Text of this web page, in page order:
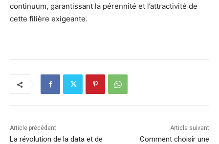
continuum, garantissant la pérennité et l’attractivité de
cette filière exigeante.
Article précédent
La révolution de la data et de
Article suivant
Comment choisir une